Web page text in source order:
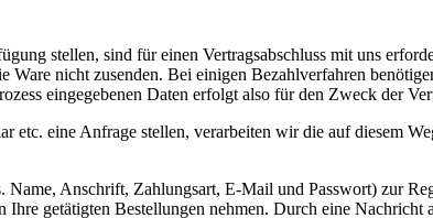
stellen, sind für einen Vertragsabschluss mit uns
nicht zusenden. Bei einigen Bezahlverfahren
eingegebenen Daten erfolgt also für den Zweck der
etc. eine Anfrage stellen, verarbeiten wir die auf diesem
Anschrift, Zahlungsart, E-Mail und Passwort) zur
getätigten Bestellungen nehmen. Durch eine